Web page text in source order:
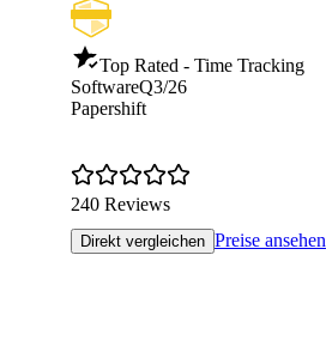
Top Rated - Time Tracking
SoftwareQ3/26
Papershift
240 Reviews
Direkt vergleichen Preise ansehen